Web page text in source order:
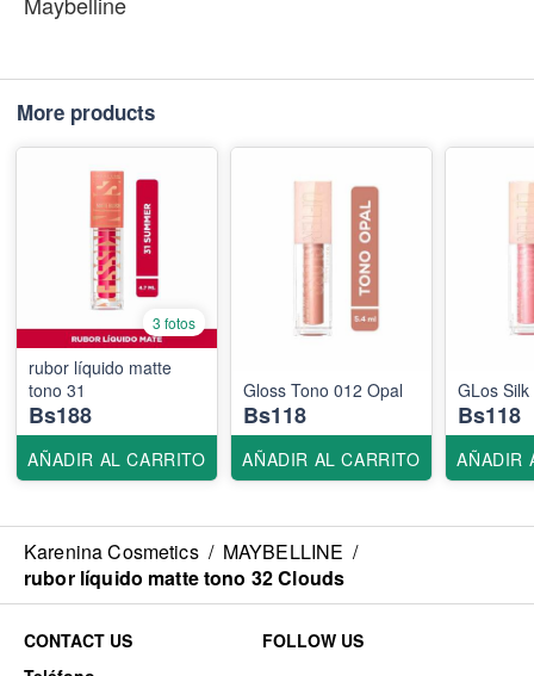
More products
3 fotos
rubor líquido matte
tono 31
Bs188
AÑADIR AL CARRITO
Gloss Tono 012 Opal
Bs118
AÑADIR AL CARRITO
GLos
Bs118
AÑADIR
Karenina Cosmetics / MAYBELLINE /
rubor líquido matte tono 32 Clouds
CONTACT US
FOLLOW US